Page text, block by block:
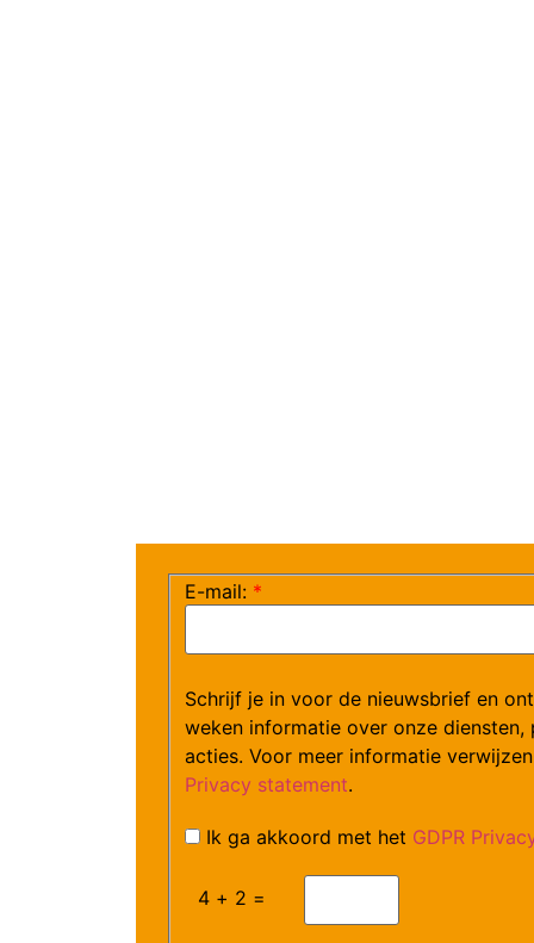
E-mail: *
Schrijf je in voor de nieuwsbrief en
weken informatie over onze diensten,
acties. Voor meer informatie
Privacy statement.
Ik ga akkoord met het GDPR
4 + 2 =